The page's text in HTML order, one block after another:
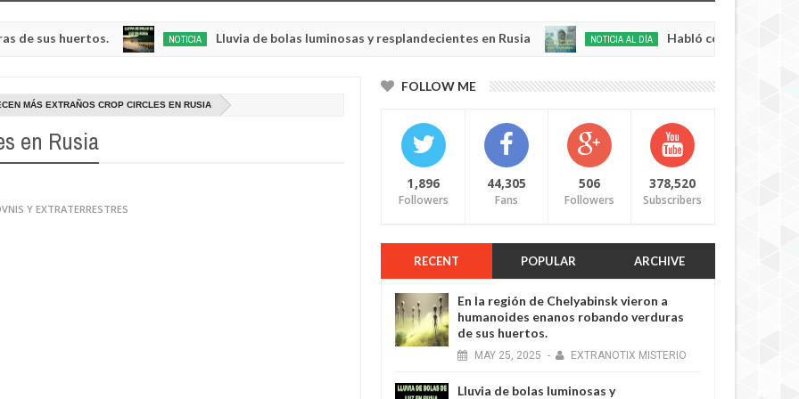
huertos. NOTICIA Lluvia de bolas luminosas y resplandecientes en Rusia
20250
NOTICIA AL DÍA Habló con Dios: Hombre en
MÁS EXTRAÑOS CROP CIRCLES EN RUSIA
en Rusia
Y EXTRATERRESTRES
FOLLOW ME
1,896
Followers
44,305
Fans
506
Followers
378,520
Subscribers
RECENT POPULAR ARCHIVE
En la región de Chelyabinsk vieron a
humanoides enanos robando verduras
de sus huertos.
MAY 25, 2025 - EXTRANOTIX MISTERIO
Lluvia de bolas luminosas y